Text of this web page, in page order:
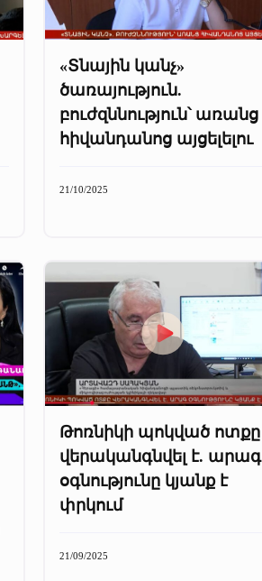
«Տնային կանչ»
ծառայություն.
բուժզննություն՝ առանց
հիվանդանոց այցելելու
21/10/2025
Թոռնիկի պոկված ոտքը
վերականգնվել է. արագ
օգնությունը կյանք է
փրկում
21/09/2025